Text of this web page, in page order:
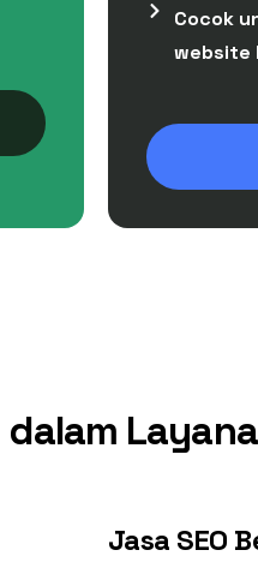
Cocok
website
Jasa SEO